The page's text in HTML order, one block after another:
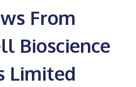
From
Bioscience
Limited